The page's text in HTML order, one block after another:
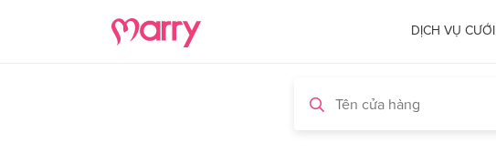
DỊCH VỤ CƯỚI